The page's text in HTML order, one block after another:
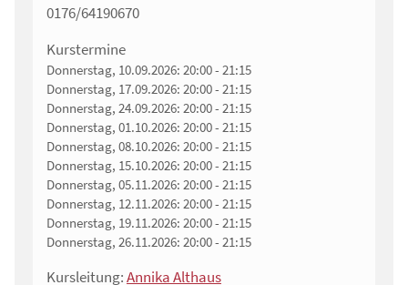
0176/64190670
Kurstermine
Donnerstag, 10.09.2026: 20:00 - 21:15
Donnerstag, 17.09.2026: 20:00 - 21:15
Donnerstag, 24.09.2026: 20:00 - 21:15
Donnerstag, 01.10.2026: 20:00 - 21:15
Donnerstag, 08.10.2026: 20:00 - 21:15
Donnerstag, 15.10.2026: 20:00 - 21:15
Donnerstag, 05.11.2026: 20:00 - 21:15
Donnerstag, 12.11.2026: 20:00 - 21:15
Donnerstag, 19.11.2026: 20:00 - 21:15
Donnerstag, 26.11.2026: 20:00 - 21:15
Kursleitung:Annika Althaus